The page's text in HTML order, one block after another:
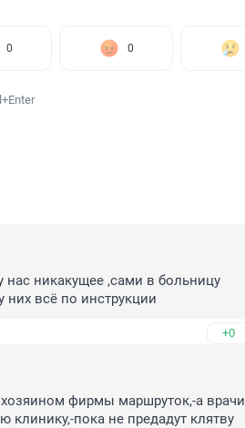
0 0
никакущее ,сами в больницу
всё по инструкции
+0
фирмы маршруток,-а врачи
клинику,-пока не предадут клятву